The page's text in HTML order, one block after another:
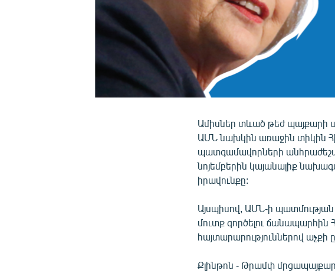
Ամիսներ տևած թեժ պայքարի
ԱՄՆ նախկին առաջին տիկին
պատգամավորների անհրաժեշտ
նոյեմբերին կայանալիք
իրավունքը:
Այսպիսով, ԱՄՆ-ի
մուտք գործելու ճանապարհին
հայտարարություններով
Քլինթոն - Թրամփ